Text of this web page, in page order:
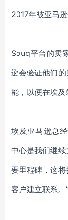
2017年被亚马逊
Souq平台的卖
逊会验证他们
能，以便在埃及
埃及亚马逊总
中心是我们继
要里程碑，这
客户建立联系。”